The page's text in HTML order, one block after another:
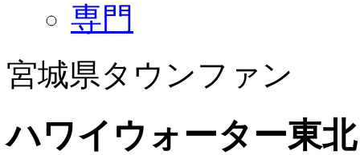
専門
宮城県タウンファン
ハワイウォーター東